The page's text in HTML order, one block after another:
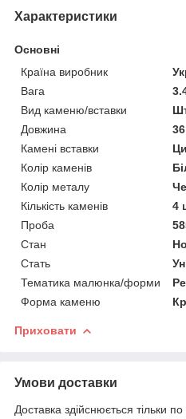
Характеристики
Основні
Країна виробник
Вага
Вид каменю/вставки
Довжина
Камені вставки
Колір каменів
Колір металу
Кількість каменів
4
Проба
Стан
Стать
Тематика малюнка/форми
Форма каменю
Приховати
Умови доставки
Доставка здійснюється тільки